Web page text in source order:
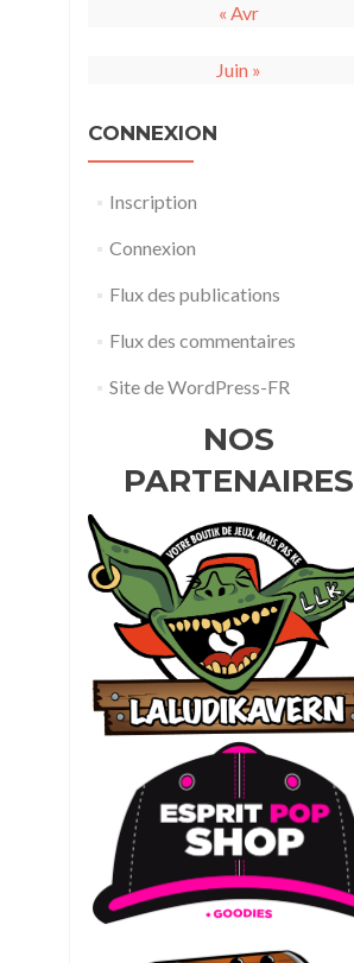
« Avr
Juin »
CONNEXION
Inscription
Connexion
Flux des publications
Flux des commentaires
Site de WordPress-FR
NOS
PARTENAIRES